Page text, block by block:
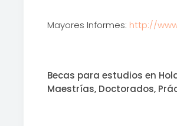
Mayores Informes: http://
Becas para estudios en
Maestrías, Doctorados,